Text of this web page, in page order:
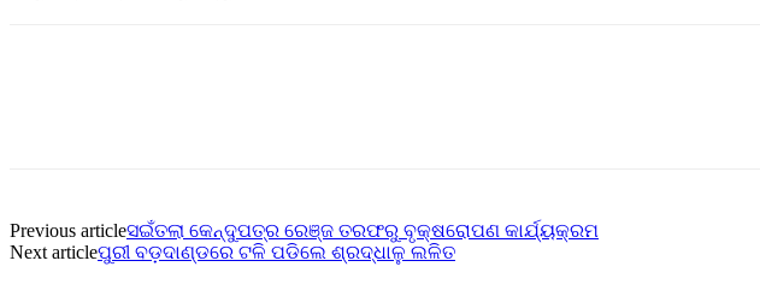
Previous articleସଇଁତଲା କେନ୍ଦୁପତ୍ର ରେଞ୍ଜ ତରଫରୁ ବୃକ୍ଷରୋପଣ କାର୍ଯ୍ୟକ୍ରମ
Next articleପୁରୀ ବଡ଼ଦାଣ୍ଡରେ ଟଳି ପଡିଲେ ଶ୍ରଦ୍ଧାଳୁ ଲଳିତ